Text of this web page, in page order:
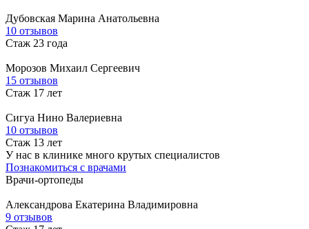
Дубовская Марина Анатольевна
10 отзывов
Стаж 23 года
Морозов Михаил Сергеевич
15 отзывов
Стаж 17 лет
Сигуа Нино Валериевна
10 отзывов
Стаж 13 лет
У нас в клинике много крутых специалистов
Познакомиться с врачами
Врачи-ортопеды
Александрова Екатерина Владимировна
9 отзывов